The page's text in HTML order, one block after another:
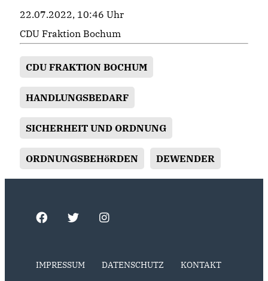
22.07.2022, 10:46 Uhr
CDU Fraktion Bochum
CDU FRAKTION BOCHUM
HANDLUNGSBEDARF
SICHERHEIT UND ORDNUNG
ORDNUNGSBEHöRDEN DEWENDER
IMPRESSUM DATENSCHUTZ KONTAKT